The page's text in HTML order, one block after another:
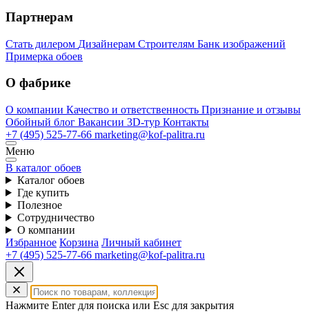
Партнерам
Стать дилером Дизайнерам Строителям Банк изображений
Примерка обоев
О фабрике
О компании Качество и ответственность Признание и отзывы
Обойный блог Вакансии 3D-тур Контакты
+7 (495) 525-77-66 marketing@kof-palitra.ru
Меню
В каталог обоев
Каталог обоев
Где купить
Полезное
Сотрудничество
О компании
Избранное Корзина Личный кабинет
+7 (495) 525-77-66 marketing@kof-palitra.ru
Нажмите Enter для поиска или Esc для закрытия